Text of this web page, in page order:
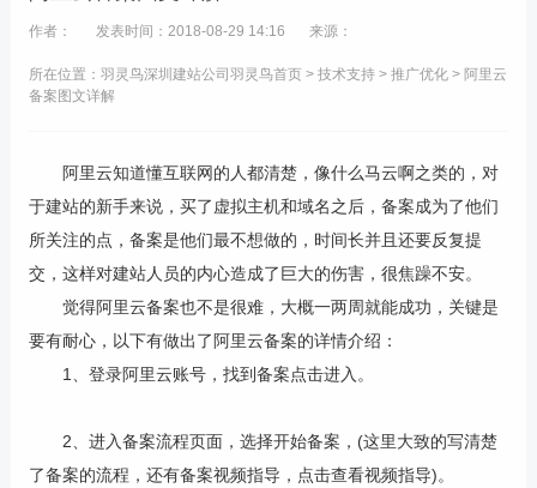
作者： 发表时间：2018-08-29 14:16 来源：
所在位置：羽灵鸟深圳建站公司 羽灵鸟首页> 技术支持> 推广优化> 阿里云
备案图文详解
阿里云知道懂互联网的人都清楚，像什么马云啊之类的，对
于建站的新手来说，买了虚拟主机和域名之后，备案成为了他们
所关注的点，备案是他们最不想做的，时间长并且还要反复提
交，这样对建站人员的内心造成了巨大的伤害，很焦躁不安。
觉得阿里云备案也不是很难，大概一两周就能成功，关键是
要有耐心，以下有做出了阿里云备案的详情介绍：
1、登录阿里云账号，找到备案点击进入。
2、进入备案流程页面，选择开始备案，(这里大致的写清楚
了备案的流程，还有备案视频指导，点击查看视频指导)。